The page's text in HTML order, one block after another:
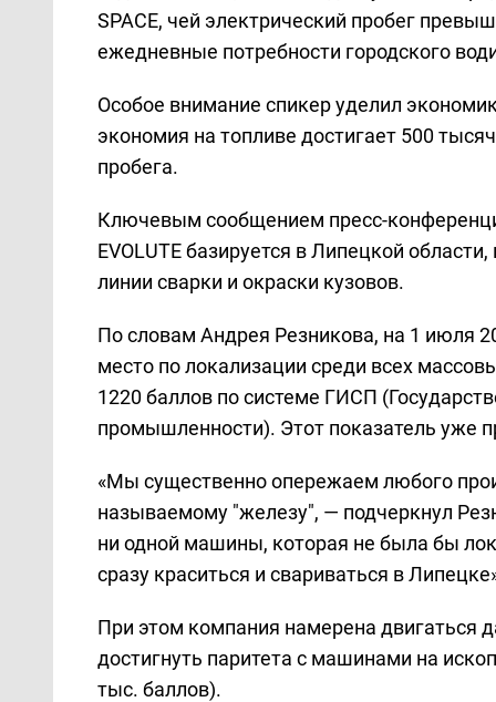
SPACE, чей электрический пробег
ежедневные потребности городского
Особое внимание спикер уделил
экономия на топливе достигает 500
пробега.
Ключевым сообщением пресс-
EVOLUTE базируется в Липецкой
линии сварки и окраски кузовов.
По словам Андрея Резникова, на 1 июля
место по локализации среди всех
1220 баллов по системе ГИСП
промышленности). Этот показатель уже
«Мы существенно опережаем любого
называемому "железу", — подчеркнул
ни одной машины, которая не была бы
сразу краситься и свариваться в
При этом компания намерена двигаться
достигнуть паритета с машинами на
тыс. баллов).